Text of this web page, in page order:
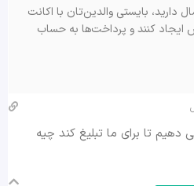
درصورتی که زیر 18 سال دارید، بایستی والدین‌تان با اکانت
کنند و پرداخت‌ها به حساب
تا برای ما تبلیغ کند چیه